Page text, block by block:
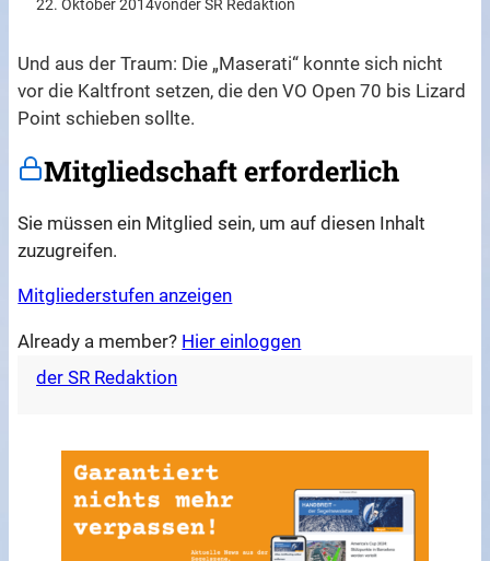
22. Oktober 2014vonder SR Redaktion
Und aus der Traum: Die „Maserati“ konnte sich nicht
vor die Kaltfront setzen, die den VO Open 70 bis Lizard
Point schieben sollte.
Mitgliedschaft erforderlich
Sie müssen ein Mitglied sein, um auf diesen Inhalt
zuzugreifen.
Mitgliederstufen anzeigen
Already a member? Hier einloggen
der SR Redaktion